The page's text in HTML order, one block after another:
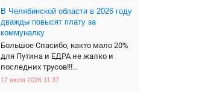
В Челябинской области в 2026 году
дважды повысят плату за
коммуналку
Большое Спасибо, както мало 20%
для Путина и ЕДРА не жалко и
последних трусов!!!...
17 июля 2026 11:37